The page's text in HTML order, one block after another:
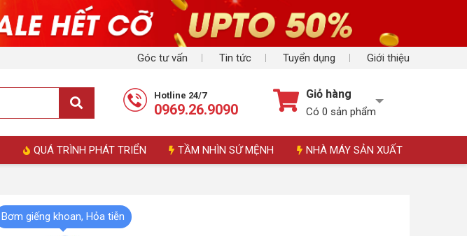
Góc tư vấn Tin tức Tuyển dụng Giới thiệu
Hotline 24/7
0969.26.9090
Giỏ hàng
Có 0 sản phẩm
QUÁ TRÌNH PHÁT TRIỂN TẦM NHÌN SỨ MỆNH NHÀ MÁY SẢN XUẤT
Bơm giếng khoan, Hỏa tiễn